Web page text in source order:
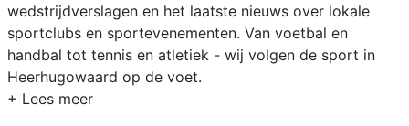
wedstrijdverslagen en het laatste nieuws over lokale
sportclubs en sportevenementen. Van voetbal en
handbal tot tennis en atletiek - wij volgen de sport in
Heerhugowaard op de voet.